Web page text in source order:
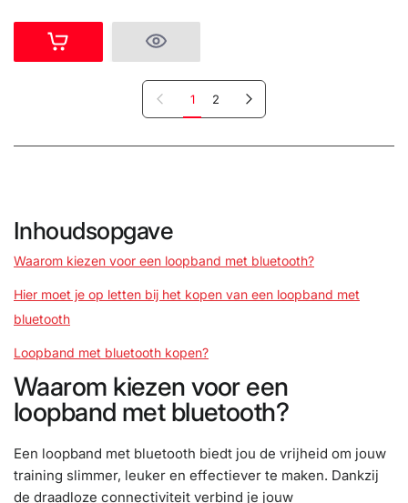
Vorige pagina
1 2
Waarom kiezen voor een
loopband met bluetooth?
Een loopband met bluetooth biedt jou de vrijheid om jouw
training slimmer, leuker en effectiever te maken. Dankzij
de draadloze connectiviteit verbind je jouw
Inhoudsopgave
Waarom kiezen voor een loopband met bluetooth?
Hier moet je op letten bij het kopen van een loopband met
bluetooth
Loopband met bluetooth kopen?